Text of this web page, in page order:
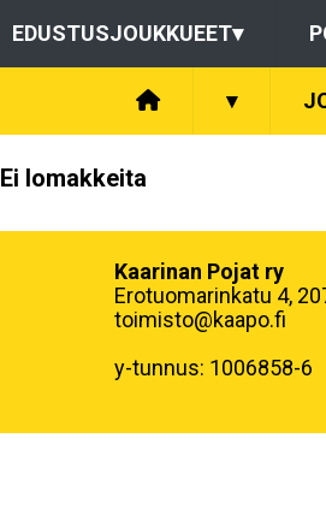
EDUSTUSJOUKKUEET▾
▾
Ei lomakkeita
Kaarinan Pojat ry
Erotuomarinkatu 4,
toimisto@kaapo.fi
y-tunnus: 1006858-6